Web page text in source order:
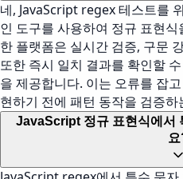
네, JavaScript regex 테스트를
인 도구를 사용하여 정규 표현
한 플랫폼은 실시간 검증, 구문
또한 즉시 일치 결과를 확인할
을 제공합니다. 이는 오류를 잡
현하기 전에 패턴 동작을 검증
JavaScript 정규 표현식에서